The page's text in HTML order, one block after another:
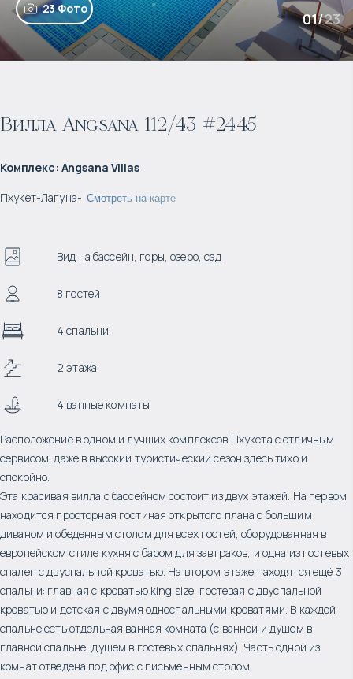
23 Фото
01/23
Вилла Angsana 112/43 #2445
Комплекс: Angsana Villas
Пхукет-Лагуна- Смотреть на карте
Вид на бассейн, горы, озеро, сад
8 гостей
4 спальни
2 этажа
4 ванные комнаты
Расположение в одном и лучших комплексов Пхукета с отличным
сервисом; даже в высокий туристический сезон здесь тихо и
спокойно.
Эта красивая вилла с бассейном состоит из двух этажей. На первом
находится просторная гостиная открытого плана с большим
диваном и обеденным столом для всех гостей, оборудованная в
европейском стиле кухня с баром для завтраков, и одна из гостевых
спален с двуспальной кроватью. На втором этаже находятся ещё 3
спальни: главная с кроватью king size, гостевая с двуспальной
кроватью и детская с двумя односпальными кроватями. В каждой
спальне есть отдельная ванная комната (с ванной и душем в
главной спальне, душем в гостевых спальнях). Часть одной из
комнат отведена под офис с письменным столом.